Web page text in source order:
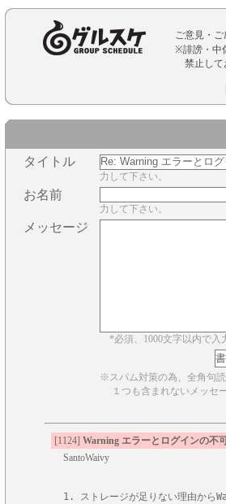
ご意見・
※誹謗・中
禁止して
タイトル
力して下さい。
お名前
力して下さい。
メッセージ
*必須、1000文字以内で入
※スパム対策の為、全角句
１つも含まれないメッセ
[1124] Warning エラーとログインの
SantoWaivy
1. ストレージが足りない理由から